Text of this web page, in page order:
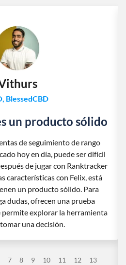
7 8 9 10 11 12 13
BlessedCBD
un producto sólido
de seguimiento de rango
hoy en día, puede ser difícil
de jugar con Ranktracker
características con Felix, está
un producto sólido. Para
dudas, ofrecen una prueba
permite explorar la herramienta
una decisión.